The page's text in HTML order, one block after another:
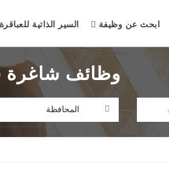
ابحث عن وظيفة السير الذاتية للعباقرة
وظائف شاغرة
المحافظة